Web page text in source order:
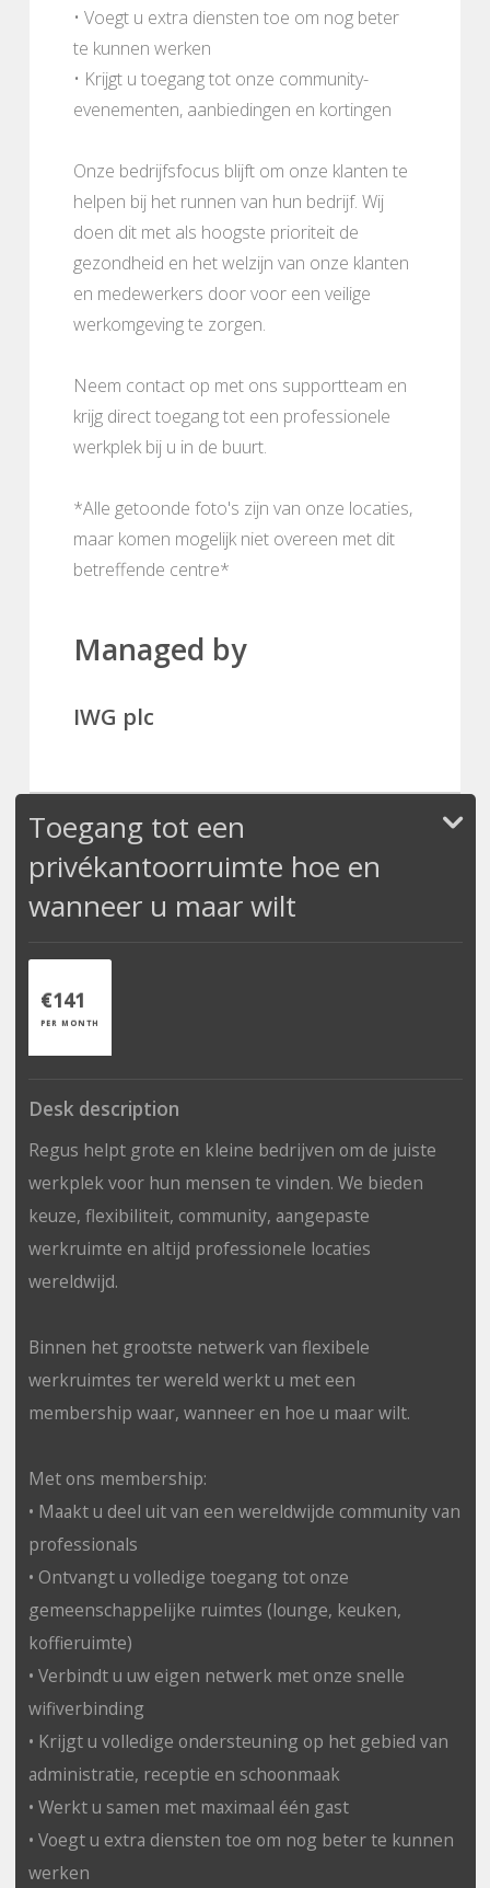
• Voegt u extra diensten toe om nog beter
te kunnen werken
• Krijgt u toegang tot onze community-
evenementen, aanbiedingen en kortingen
Onze bedrijfsfocus blijft om onze klanten te
helpen bij het runnen van hun bedrijf. Wij
doen dit met als hoogste prioriteit de
gezondheid en het welzijn van onze klanten
en medewerkers door voor een veilige
werkomgeving te zorgen.
Neem contact op met ons supportteam en
krijg direct toegang tot een professionele
werkplek bij u in de buurt.
*Alle getoonde foto's zijn van onze locaties,
maar komen mogelijk niet overeen met dit
betreffende centre*
Managed by
IWG plc
Toegang tot een
privékantoorruimte hoe en
wanneer u maar wilt
€141
PER MONTH
Desk description
Regus helpt grote en kleine bedrijven om de juiste
werkplek voor hun mensen te vinden. We bieden
keuze, flexibiliteit, community, aangepaste
werkruimte en altijd professionele locaties
wereldwijd.
Binnen het grootste netwerk van flexibele
werkruimtes ter wereld werkt u met een
membership waar, wanneer en hoe u maar wilt.
Met ons membership:
• Maakt u deel uit van een wereldwijde community van
professionals
• Ontvangt u volledige toegang tot onze
gemeenschappelijke ruimtes (lounge, keuken,
koffieruimte)
• Verbindt u uw eigen netwerk met onze snelle
wifiverbinding
• Krijgt u volledige ondersteuning op het gebied van
administratie, receptie en schoonmaak
• Werkt u samen met maximaal één gast
• Voegt u extra diensten toe om nog beter te kunnen
werken